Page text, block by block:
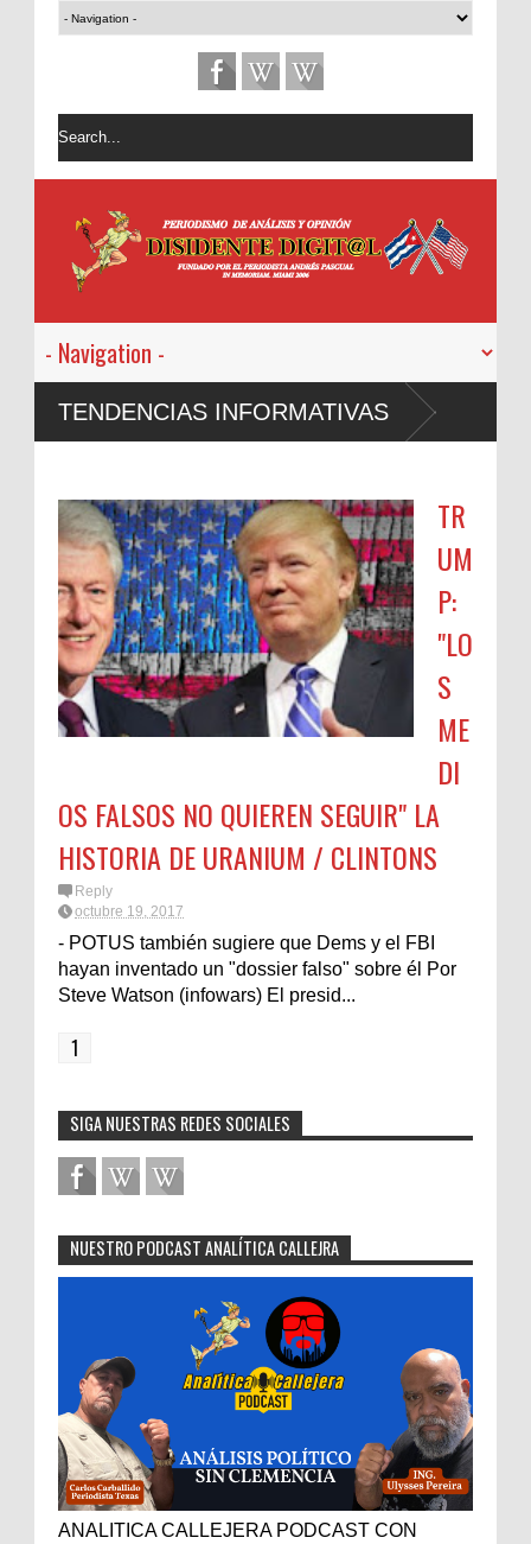
TENDENCIAS INFORMATIVAS
TR
UM
P:
"LO
S
ME
DI
OS FALSOS NO QUIEREN SEGUIR" LA
HISTORIA DE URANIUM / CLINTONS
Reply
octubre 19, 2017
- POTUS también sugiere que Dems y el FBI
hayan inventado un "dossier falso" sobre él Por
Steve Watson (infowars) El presid...
1
SIGA NUESTRAS REDES SOCIALES
NUESTRO PODCAST ANALÍTICA CALLEJRA
ANALITICA CALLEJERA PODCAST CON